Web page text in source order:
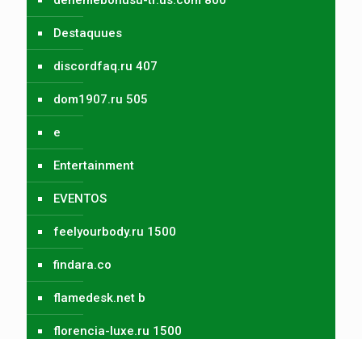
Destaquues
discordfaq.ru 407
dom1907.ru 505
e
Entertainment
EVENTOS
feelyourbody.ru 1500
findara.co
flamedesk.net b
florencia-luxe.ru 1500